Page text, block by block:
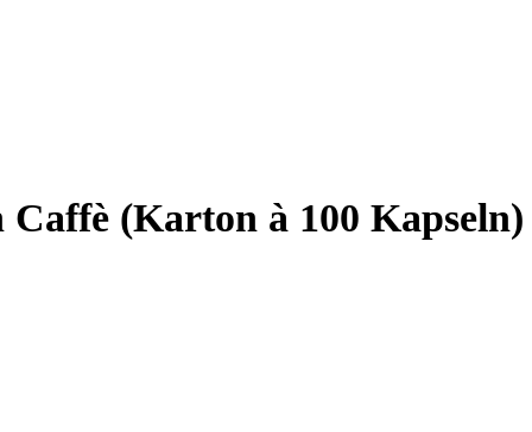
(Karton à 100 Kapseln)